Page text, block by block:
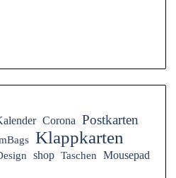
Corona Postkarten
Klappkarten
shop Taschen Mousepad